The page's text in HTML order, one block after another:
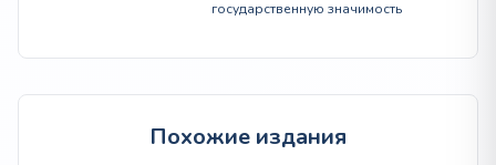
государственную значимость
Похожие издания